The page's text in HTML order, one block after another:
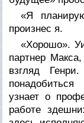
«Я
произнес я.
«Хорошо».
партнер
взгляд
узнает о
работе